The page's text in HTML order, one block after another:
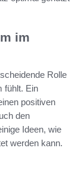
im
Rolle
fühlt. Ein
positiven
den
Ideen, wie
werden kann.